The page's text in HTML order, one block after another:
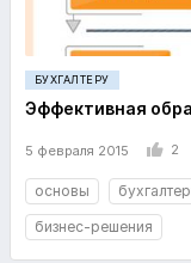
БУХГАЛТЕРУ
Эффективная
5 февраля 2015 2
основы
бизнес-решения